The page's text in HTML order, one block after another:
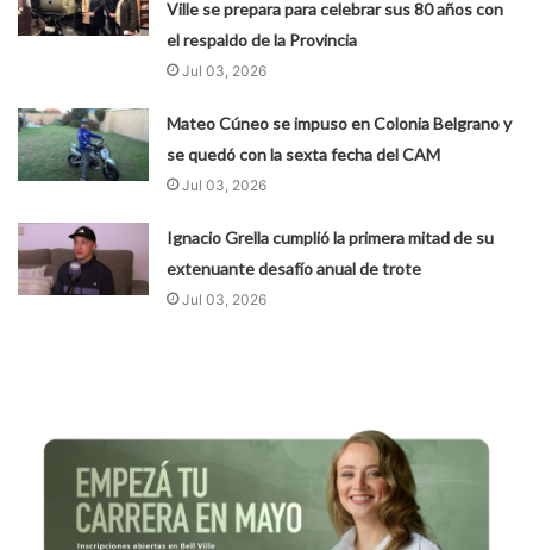
Ville se prepara para celebrar sus 80 años con
el respaldo de la Provincia
Jul 03, 2026
Mateo Cúneo se impuso en Colonia Belgrano y
se quedó con la sexta fecha del CAM
Jul 03, 2026
Ignacio Grella cumplió la primera mitad de su
extenuante desafío anual de trote
Jul 03, 2026